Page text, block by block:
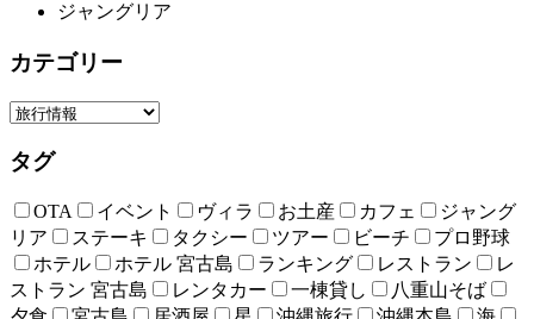
ジャングリア
カテゴリー
タグ
OTA イベント ヴィラ お土産 カフェ
ジャング
リア
ステーキ タクシー ツアー ビーチ
プロ野球
ホテル
ホテル 宮古島 ランキング レストラン
レ
ストラン 宮古島
レンタカー 一棟貸し
八重山そば